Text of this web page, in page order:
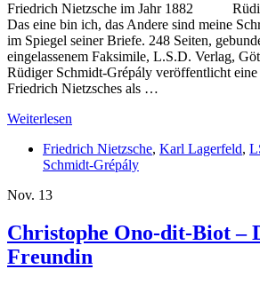
Friedrich Nietzsche im Jahr 1882
Das eine bin ich, das Andere sind meine
im Spiegel seiner Briefe. 248 Seiten,
eingelassenem Faksimile, L.S.D. Verlag,
Rüdiger Schmidt-Grépály veröffentlicht
Friedrich Nietzsches als …
Weiterlesen
Friedrich Nietzsche, Karl Lagerfeld,
Schmidt-Grépály
Nov. 13
Christophe Ono-dit-Biot –
Freundin